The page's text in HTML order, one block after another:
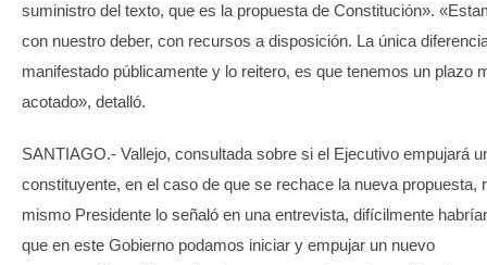
suministro del texto, que es la propuesta de Constitución».
con nuestro deber, con recursos a disposición. La única
manifestado públicamente y lo reitero, es que tenemos un plazo
acotado», detalló.
SANTIAGO.- Vallejo, consultada sobre si el Ejecutivo empujará
constituyente, en el caso de que se rechace la nueva propuesta,
mismo Presidente lo señaló en una entrevista, difícilmente
que en este Gobierno podamos iniciar y empujar un nuevo